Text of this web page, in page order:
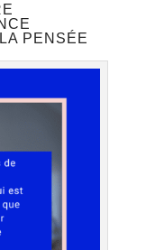
PENSÉE